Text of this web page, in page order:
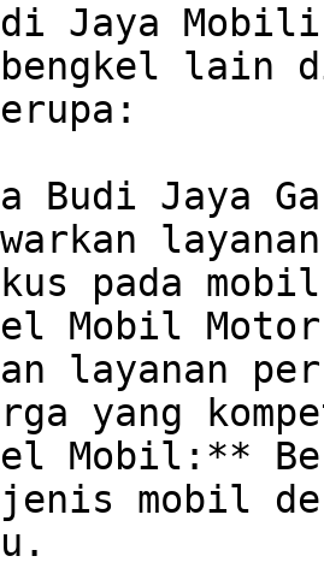
Jaya
lain
Budi Jaya
pada
Mobil
layanan
yang
Mobil:**
jenis mobil